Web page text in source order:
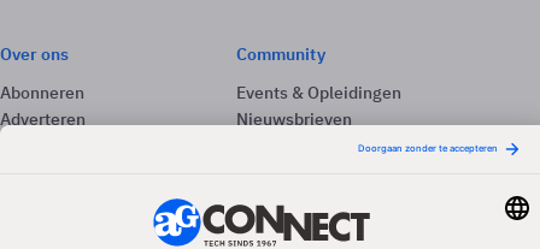
Over ons
Abonneren
Adverteren
Community
Events & Opleidingen
Nieuwsbrieven